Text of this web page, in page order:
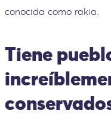
conocida como rakia.
Tiene